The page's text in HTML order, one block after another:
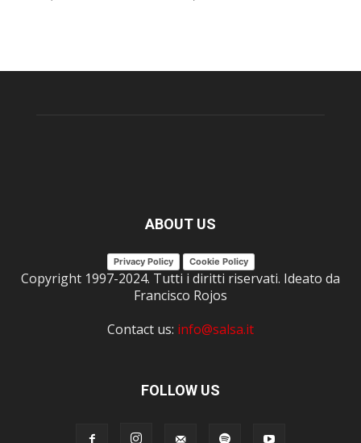
ABOUT US
Privacy Policy Cookie Policy
Copyright 1997-2024. Tutti i diritti riservati. Ideato da
Francisco Rojos
Contact us: info@salsa.it
FOLLOW US